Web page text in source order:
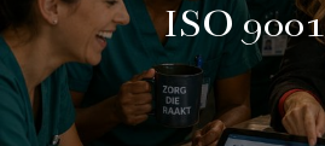
ISO